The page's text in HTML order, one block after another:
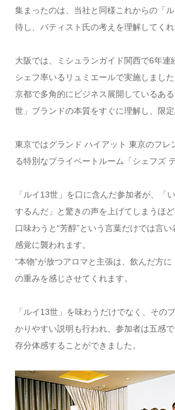
集まったのは、当社と同様これからの「
待し、バティスト氏の考えを理解してくれ
大阪では、ミシュランガイド関西で6年連
シェフ率いるリュミエールで実施しました
京都で多角的にビジネス展開しているあ
世」ブランドの本質をすぐに理解し、限定
東京ではグランド ハイアット 東京のフレ
る特別なプライベートルーム「シェフズ
「ルイ13世」を口に含んだ参加者が、「
するんだ」と驚きの声を上げてしまうほ
口味わうと“芳醇”という言葉だけでは言
感覚に襲われます。
“本物”が放つアロマと主張は、飲んだ方
の重みを感じさせてくれます。
「ルイ13世」を味わうだけでなく、その
かりやすい説明も行われ、参加者は五感
存分体感することができました。